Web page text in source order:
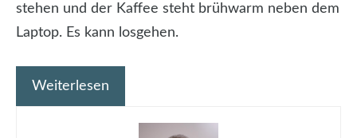
stehen und der Kaffee steht brühwarm neben dem
Laptop. Es kann losgehen.
Weiterlesen